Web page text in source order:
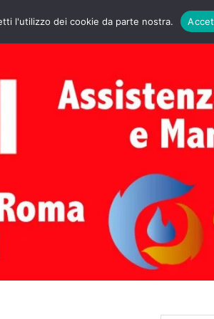
ASSISTENZA CALDAIE BIASI
l'utilizzo dei cookie da parte nostra.